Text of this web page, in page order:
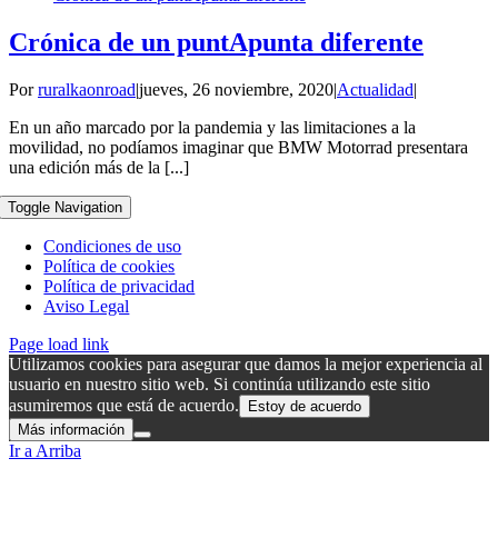
Crónica de un puntApunta diferente
Porruralkaonroad|jueves, 26 noviembre, 2020|Actualidad|
En un año marcado por la pandemia y las limitaciones a la
movilidad, no podíamos imaginar que BMW Motorrad presentara
una edición más de la [...]
Toggle Navigation
Condiciones de uso
Política de cookies
Política de privacidad
Aviso Legal
Page load link
Utilizamos cookies para asegurar que damos la mejor experiencia al
usuario en nuestro sitio web. Si continúa utilizando este sitio
asumiremos que está de acuerdo.
Estoy de acuerdo
Más información
Ir a Arriba